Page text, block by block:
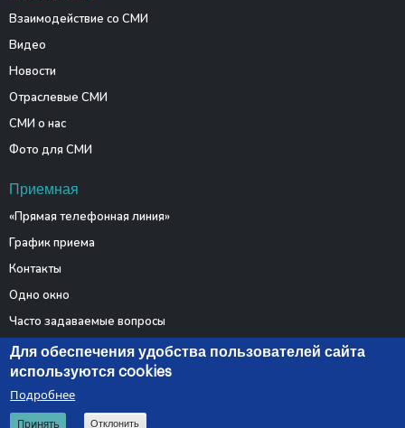
Взаимодействие со СМИ
Видео
Новости
Отраслевые СМИ
СМИ о нас
Фото для СМИ
Приемная
«Прямая телефонная линия»
График приема
Контакты
Одно окно
Часто задаваемые вопросы
Электронные обращения
© 2026 Министерство связи и информатизации Республики
Для обеспечения удобства пользователей сайта
используются cookies
Подробнее
Принять Отклонить